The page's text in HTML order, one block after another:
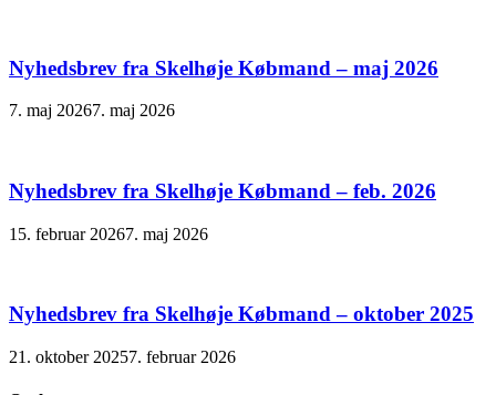
Nyhedsbrev fra Skelhøje Købmand – maj 2026
7. maj 20267. maj 2026
Nyhedsbrev fra Skelhøje Købmand – feb. 2026
15. februar 20267. maj 2026
Nyhedsbrev fra Skelhøje Købmand – oktober 2025
21. oktober 20257. februar 2026